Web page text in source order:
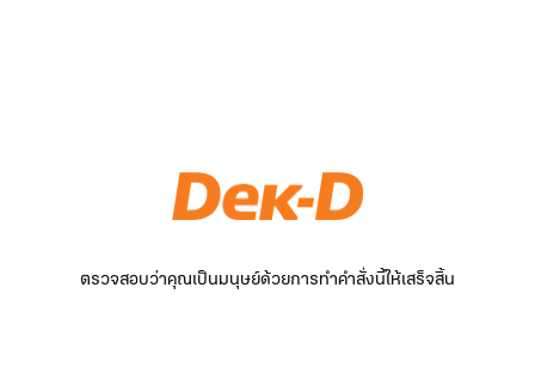
ตรวจสอบว่าคุณเป็นมนุษย์ด้วยการทำคำสั่งนี้ให้เสร็จสิ้น